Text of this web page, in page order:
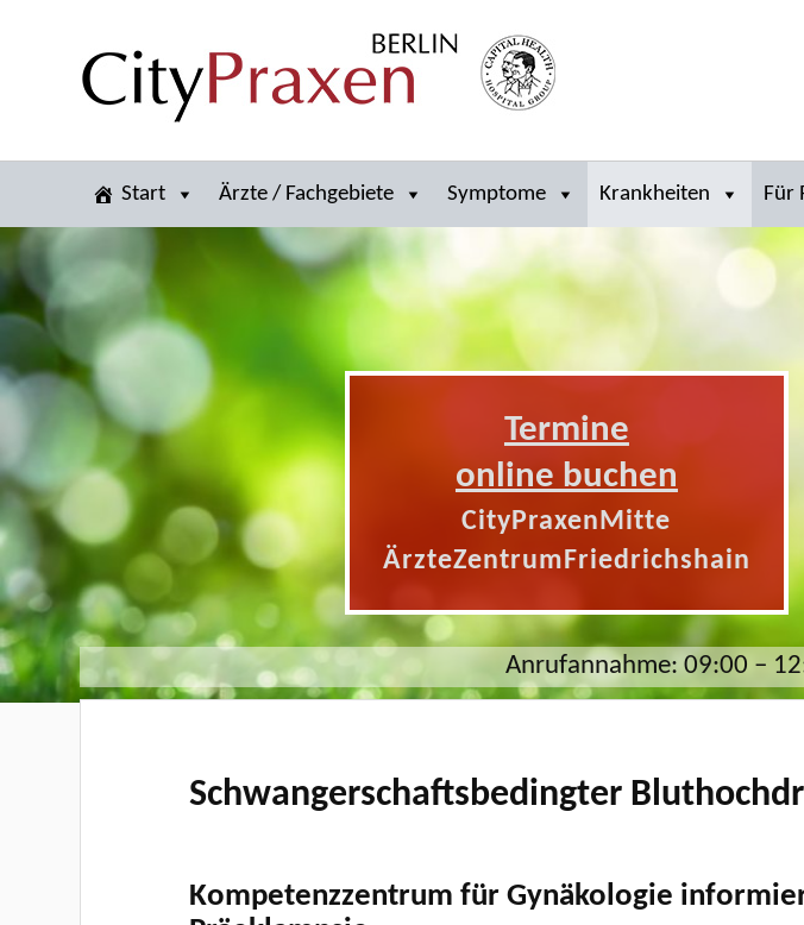
Start Ärzte / Fachgebiete Symptome Krankheiten Für
Termine
online buchen
CityPraxenMitte
ÄrzteZentrumFriedrichshain
Anrufannahme: 09:00 –
Schwangerschaftsbedingter
Kompetenzzentrum für Gynäkologie